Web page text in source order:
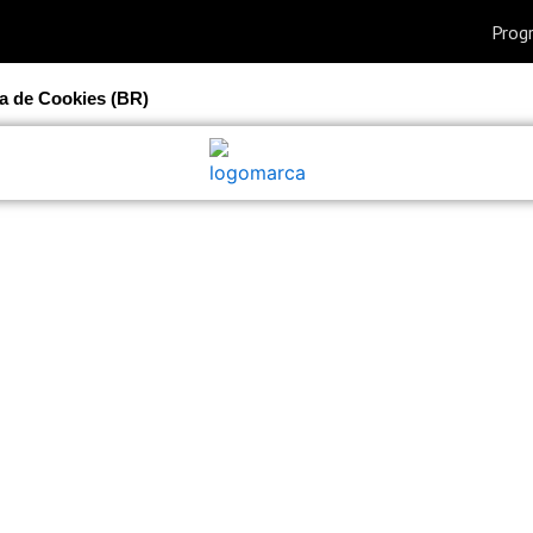
de Cookies (BR)